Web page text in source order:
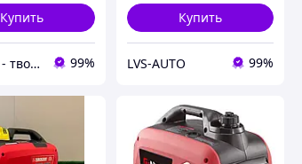
Купить
MarketA - твой маркет! 99%
Купить
LVS-AUTO 99%